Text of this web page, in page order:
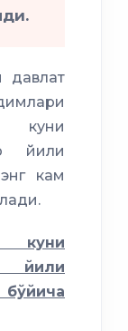
давлат
куни
йили
кам
куни
йили